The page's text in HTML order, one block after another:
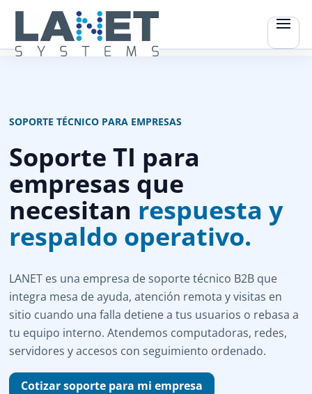
SOPORTE TÉCNICO PARA EMPRESAS
Soporte TI para
empresas que
necesitan respuesta y
respaldo operativo.
LANET es una empresa de soporte técnico B2B que
integra mesa de ayuda, atención remota y visitas en
sitio cuando una falla detiene a tus usuarios o rebasa a
tu equipo interno. Atendemos computadoras, redes,
servidores y accesos con seguimiento ordenado.
Cotizar soporte para mi empresa